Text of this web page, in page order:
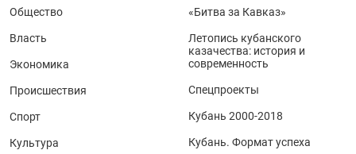
Общество
Власть
Экономика
Происшествия
Спорт
Культура
«Битва за Кавказ»
Летопись кубанского
казачества: история и
современность
Спецпроекты
Кубань 2000-2018
Кубань. Формат успеха